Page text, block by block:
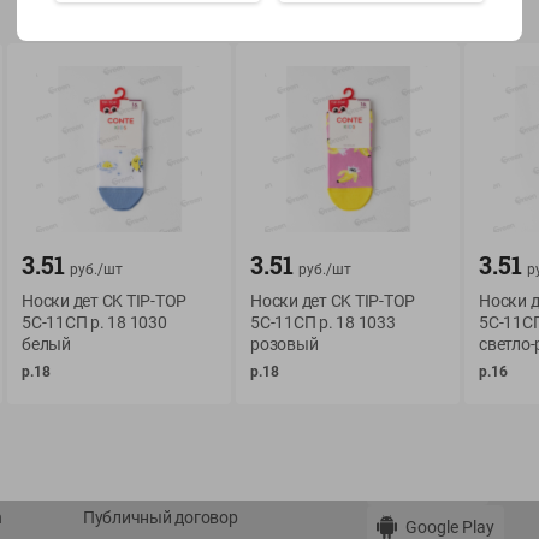
Оплата
Условия доставки
Публичный договор
История покупок
Мои товары
Обратная связь
Google Play
3.51 руб./шт
Носки дет CK TIP-TOP
5С-11СП р. 18 1030
белый
р.18
3.51 руб./шт
Носки дет CK TIP-TOP
5С-11СП р. 18 1033
розовый
р.18
3.51
Носки
5С-
р.16